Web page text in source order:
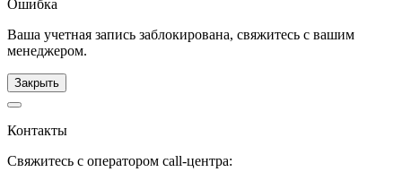
Ошибка
Ваша учетная запись заблокирована, свяжитесь с вашим
менеджером.
Закрыть
Контакты
Свяжитесь с оператором call-центра: